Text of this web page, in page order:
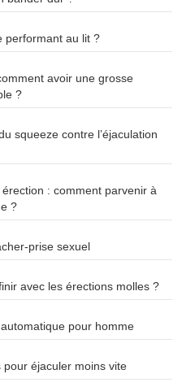
performant au lit ?
avoir une grosse
?
squeeze contre l’éjaculation
: comment parvenir à
?
prise sexuel
avec les érections molles ?
pour homme
pour éjaculer moins vite